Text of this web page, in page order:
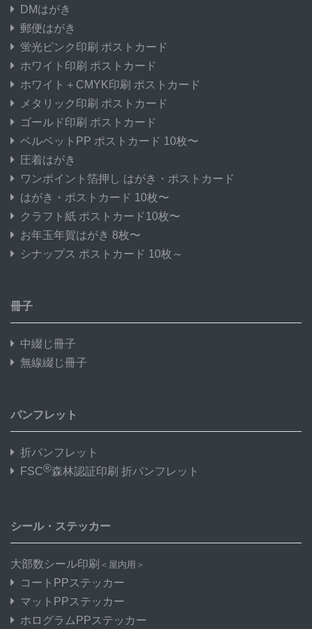
DMはがき
郵便はがき
蛍光ピンク印刷 ポストカード
ホワイト印刷 ポストカード
ホワイト＋CMYK印刷 ポストカード
メタリック印刷 ポストカード
ゴールド印刷 ポストカード
ベルベットPP ポストカード 10枚〜
圧着はがき
ワンポイント箔押し はがき・ポストカード
はがき・ポストカード 10枚〜
クラフト紙 ポストカード10枚〜
お年玉年賀はがき 8枚〜
シナップス ポストカード 10枚～
冊子
中綴じ冊子
無線綴じ冊子
パンフレット
折パンフレット
FSC®森林認証印刷 折パンフレット
シール・ステッカー
大部数シール印刷 ＜屋内用＞
コートPPステッカー
マットPPステッカー
ホログラムPPステッカー